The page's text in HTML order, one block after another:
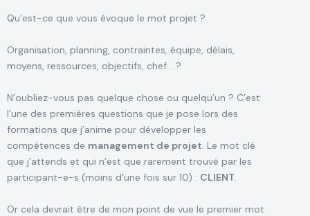
Qu’est-ce que vous évoque le mot projet ?
Organisation, planning, contraintes, équipe, délais,
moyens, ressources, objectifs, chef… ?
N’oubliez-vous pas quelque chose ou quelqu’un ? C’est
l’une des premières questions que je pose lors des
formations que j’anime pour développer les
compétences de management de projet. Le mot clé
que j’attends et qui n’est que rarement trouvé par les
participant-e-s (moins d’une fois sur 10) : CLIENT.
Or cela devrait être de mon point de vue le premier mot